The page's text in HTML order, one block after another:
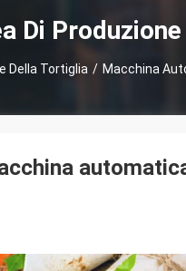
Di
Della Tortiglia / Macchina